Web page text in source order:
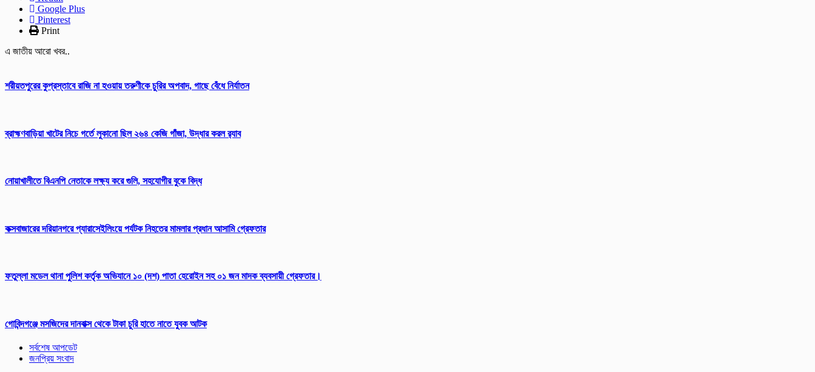
Google Plus
Pinterest
Print
এ জাতীয় আরো খবর..
শরীয়তপুরের কুপ্রস্তাবে রাজি না হওয়ায় তরুণীকে চুরির অপবাদ, গাছে বেঁধে নির্যাতন
ব্রাহ্মণবাড়িয়া খাটের নিচে গর্তে লুকানো ছিল ২৬৪ কেজি গাঁজা, উদ্ধার করল র‍্যাব
নোয়াখালীতে বিএনপি নেতাকে লক্ষ্য করে গুলি, সহযোগীর বুকে বিদ্ধ
কক্সবাজারের দরিয়ানগরে প্যারাসেইলিংয়ে পর্যটক নিহতের মামলার প্রধান আসামি গ্রেফতার
ফতুল্লা মডেল থানা পুলিশ কর্তৃক অভিযানে ১০ (দশ) পাতা হেরোইন সহ ০১ জন মাদক ব্যবসায়ী গ্রেফতার।
গোবিন্দগঞ্জে মসজিদের দানবাক্স থেকে টাকা চুরি হাতে নাতে যুবক আটক
সর্বশেষ আপডেট
জনপ্রিয় সংবাদ